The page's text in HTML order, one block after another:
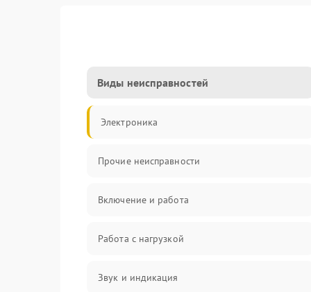
Виды неисправностей
Электроника
Прочие неисправности
Включение и работа
Работа с нагрузкой
Звук и индикация